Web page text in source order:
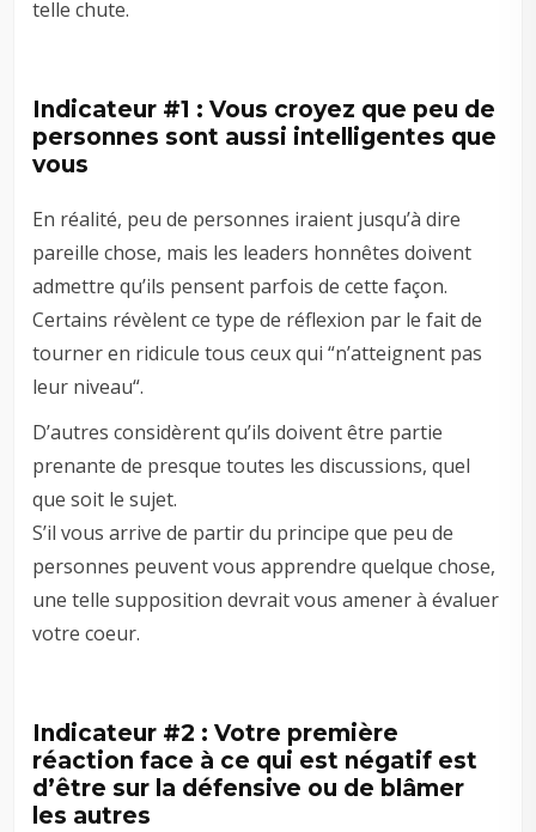
telle chute.
Indicateur #1 : Vous croyez que peu de
personnes sont aussi intelligentes que
vous
En réalité, peu de personnes iraient jusqu’à dire
pareille chose, mais les leaders honnêtes doivent
admettre qu’ils pensent parfois de cette façon.
Certains révèlent ce type de réflexion par le fait de
tourner en ridicule tous ceux qui “n’atteignent pas
leur niveau“.
D’autres considèrent qu’ils doivent être partie
prenante de presque toutes les discussions, quel
que soit le sujet.
S’il vous arrive de partir du principe que peu de
personnes peuvent vous apprendre quelque chose,
une telle supposition devrait vous amener à évaluer
votre coeur.
Indicateur #2 : Votre première
réaction face à ce qui est négatif est
d’être sur la défensive ou de blâmer
les autres